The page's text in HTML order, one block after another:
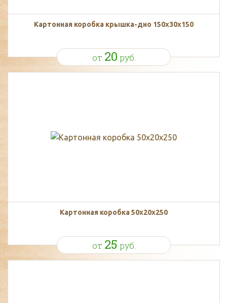
Картонная коробка крышка-дно 150х30х150
от 20 руб.
Картонная коробка 50х20х250
от 25 руб.